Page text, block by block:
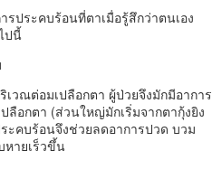
ประคบร้อนที่ตาเมื่อรู้สึกว่าตนเอง
ปนี้
วณต่อมเปลือกตา ผู้ป่วยจึงมักมีอาการ
ลือกตา (ส่วนใหญ่มักเริ่มจากตากุ้งยิง
ะคบร้อนจึงช่วยลดอาการปวด บวม
หายเร็วขึ้น